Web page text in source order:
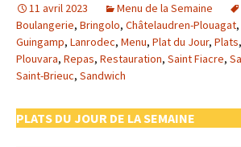
11 avril 2023 Menu de la Semaine
Boulangerie, Bringolo, Châtelaudren-Plouagat,
Guingamp, Lanrodec, Menu, Plat du Jour, Plats,
Plouvara, Repas, Restauration, Saint Fiacre,
Saint-Brieuc, Sandwich
PLATS DU JOUR DE LA SEMAINE